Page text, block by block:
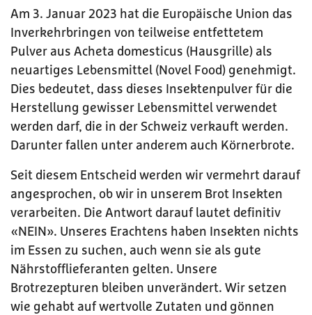
Am 3. Januar 2023 hat die Europäische Union das
Inverkehrbringen von teil­weise entfettetem
Pulver aus Acheta domesticus (Hausgrille) als
neuartiges Lebensmittel (Novel Food) genehmigt.
Dies bedeutet, dass dieses Insektenpul­ver für die
Herstellung gewisser Lebensmittel verwendet
werden darf, die in der Schweiz verkauft werden.
Darunter fallen unter anderem auch Körnerbrote.
Seit diesem Entscheid werden wir vermehrt darauf
angesprochen, ob wir in unse­rem Brot Insekten
verarbeiten. Die Antwort darauf lautet definitiv
«NEIN». Unseres Erachtens haben Insekten nichts
im Essen zu suchen, auch wenn sie als gute
Nährstofflieferanten gelten. Unsere
Brotrezepturen bleiben unverändert. Wir setzen
wie gehabt auf wertvolle Zutaten und gönnen